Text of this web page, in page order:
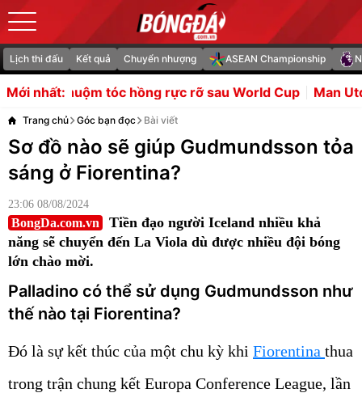
Lịch thi đấu Kết quả Chuyển nhượng ASEAN Championship
Mới nhất:
hồng rực rỡ sau World Cup Man Utd tranh Djed
Trang chủ Góc bạn đọc Bài viết
Sơ đồ nào sẽ giúp Gudmundsson tỏa
sáng ở Fiorentina?
23:06 08/08/2024
BongDa.com.vn
Tiền đạo người Iceland nhiều khả
năng sẽ chuyển đến La Viola dù được nhiều đội bóng
lớn chào mời.
Palladino có thể sử dụng Gudmundsson như
thế nào tại Fiorentina?
Đó là sự kết thúc của một chu kỳ khi Fiorentina thua
trong trận chung kết Europa Conference League, lần